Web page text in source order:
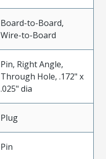
Board-to-Board,
Wire-to-Board
Pin, Right Angle,
Through Hole, .172" x
.025" dia
Plug
Pin